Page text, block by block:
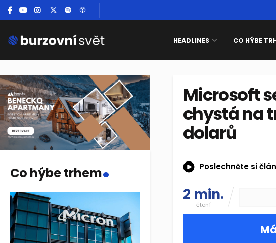
HEADLINES CO HÝBE
Microsoft
chystá na
dolarů
Poslechněte si
2 min.
čtení
Co hýbe trhem.